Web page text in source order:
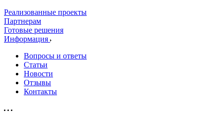
Реализованные проекты
Партнерам
Готовые решения
Информация
Вопросы и ответы
Статьи
Новости
Отзывы
Контакты